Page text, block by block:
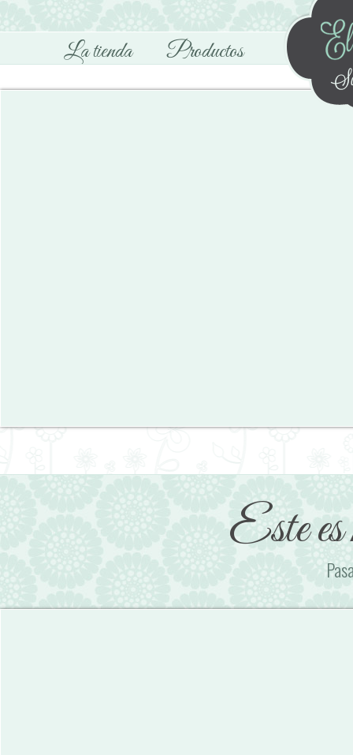
La tienda Productos
Este es